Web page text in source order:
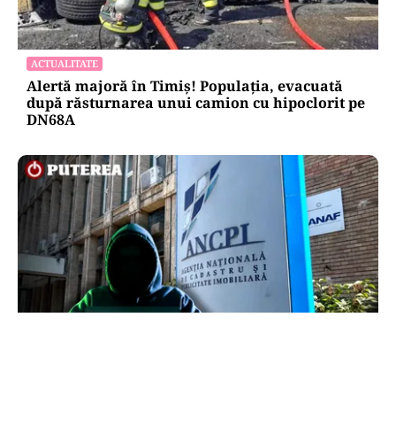
ACTUALITATE
Alertă majoră în Timiș! Populația, evacuată
după răsturnarea unui camion cu hipoclorit pe
DN68A